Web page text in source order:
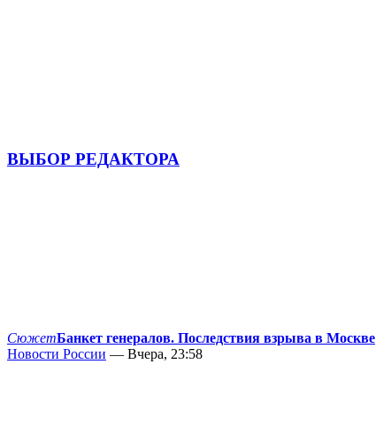
ВЫБОР РЕДАКТОРА
СюжетБанкет генералов. Последствия взрыва в Москве
Новости России — Вчера, 23:58